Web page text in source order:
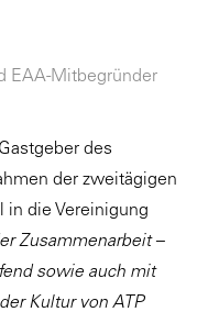
EAA-Mitbegründer
des
der zweitägigen
in die Vereinigung
Zusammenarbeit –
sowie auch mit
Kultur von ATP